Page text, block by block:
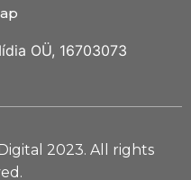
OÜ, 16703073
2023. All rights